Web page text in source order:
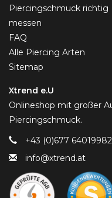
Piercingschmuck richtig
messen
FAQ
Alle Piercing Arten
Sitemap
Xtrend e.U
Onlineshop mit großer
Piercingschmuck.
+43 (0)677 64019982
info@xtrend.at